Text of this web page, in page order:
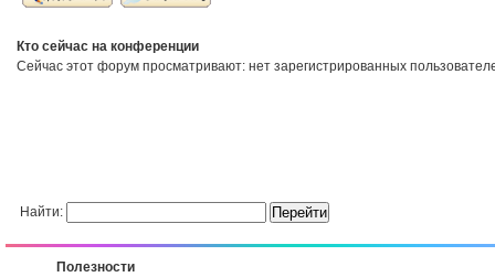
Кто сейчас на конференции
Сейчас этот форум просматривают: нет зарегистрированных
Найти:
Полезности